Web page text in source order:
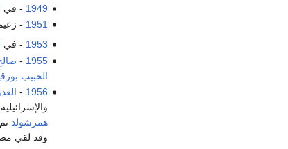
1949 - في
1951
-
1953 - في
1955
-
الحبيب
1956
-
همرشولد
وقد لقي